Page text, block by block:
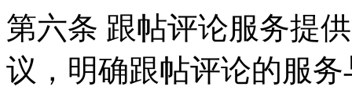
第六条 跟帖评论服务提
议，明确跟帖评论的服